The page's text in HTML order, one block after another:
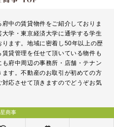
中の賃貸物件をご紹介しておりま
学・東京経済大学に通学する学生
ます。地域に密着し50年以上の歴
貸管理を任せて頂いている物件も
府中周辺の事務所・店舗・テナン
す。不動産のお取引が初めての方
応させて頂きますのでどうぞお気
商事